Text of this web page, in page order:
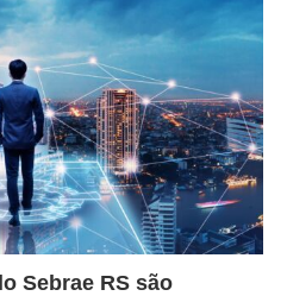
Sebrae RS são